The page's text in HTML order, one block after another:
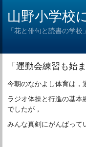
山野小学校
「花と俳句と読書の学校」
「運動会練習も始
今朝のなかよし体育は，
ラジオ体操と行進の基本
でしたが，
みんな真剣にがんばって